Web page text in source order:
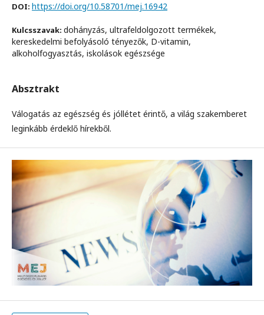
DOI: https://doi.org/10.58701/mej.16942
Kulcsszavak: dohányzás, ultrafeldolgozott termékek,
kereskedelmi befolyásoló tényezők, D-vitamin,
alkoholfogyasztás, iskolások egészsége
Absztrakt
Válogatás az egészség és jóllétet érintő, a világ szakemberet
leginkább érdeklő hírekből.